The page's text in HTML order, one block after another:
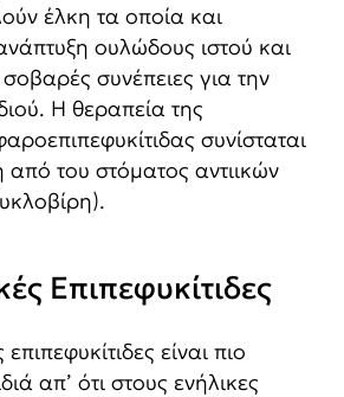
έλκη τα οποία και
ουλώδους ιστού και
συνέπειες για την
Η θεραπεία της
συνίσταται
του στόματος αντιικών
Επιπεφυκίτιδες
είναι πιο
απ’ ότι στους ενήλικες